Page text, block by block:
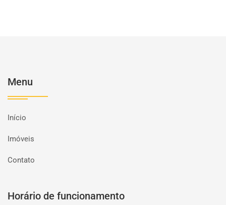
Menu
Início
Imóveis
Contato
Horário de funcionamento